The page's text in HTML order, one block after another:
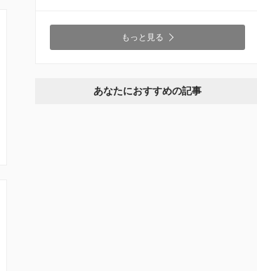
もっと見る
あなたにおすすめの記事